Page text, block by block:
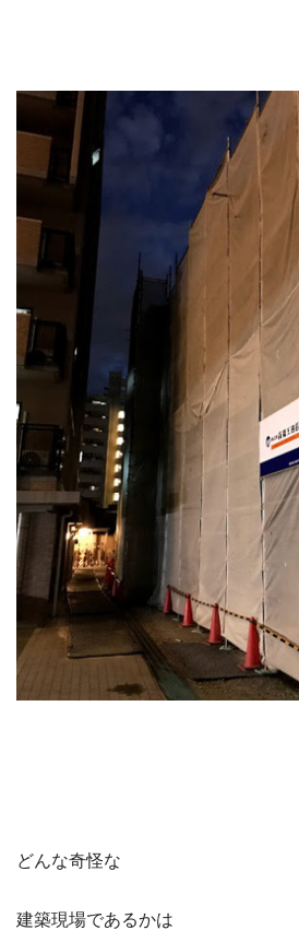
どんな奇怪な
建築現場であるかは